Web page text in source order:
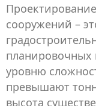
сооружений –
планировочных
уровню
превышают
высота